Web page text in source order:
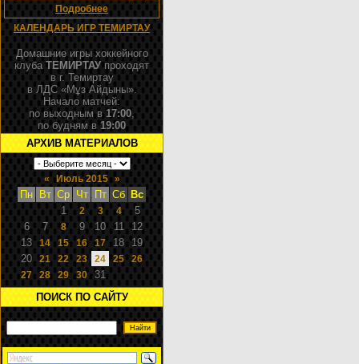
Подробнее
КАЛЕНДАРЬ ИГР ТЕМИРТАУ
Домашние игры хоккейного
клуба ТЕМИРТАУ проходят
в г. Темиртау
в ЛДС «Мұз Айдыны».
Начало матчей:
по выходным в 17:00,
по будням в 19:00
АРХИВ МАТЕРИАЛОВ
« Июль 2015 »
Пн Вт Ср Чт Пт Сб Вс
1
2 3 4
5
6
7 8 9 10 11
12
13
14 15 16 17 18
19
20
21 22 23 24 25
26
27
28 29 30
31
ПОИСК ПО САЙТУ